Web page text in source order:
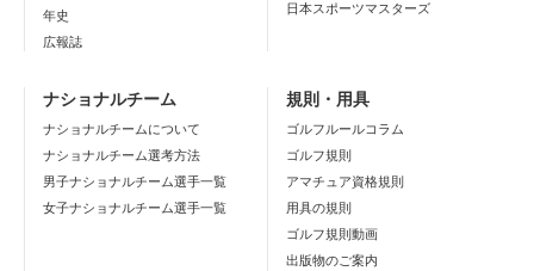
年史
広報誌
日本スポーツマスターズ
ナショナルチーム
ナショナルチームについて
ナショナルチーム選考方法
男子ナショナルチーム選手一覧
女子ナショナルチーム選手一覧
規則・用具
ゴルフルールコラム
ゴルフ規則
アマチュア資格規則
用具の規則
ゴルフ規則動画
出版物のご案内